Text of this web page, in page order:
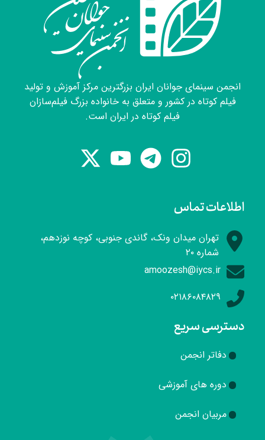
اطلاعات تماس
تهران میدان ونک، گاندی جنوبی، کوچه نوزدهم،
شماره ۲۰
amoozesh@iycs.ir
۰۲۱۸۶۰۸۴۸۲۹
انجمن سینمای جوانان ایران بزرگترین مرکز آموزش و تولید
فیلم کوتاه در کشور و متعلق به خانواده بزرگ فیلم‌سازان
فیلم کوتاه در ایران است.
دسترسی سریع
دفاتر انجمن
دوره های آموزشی
مربیان انجمن